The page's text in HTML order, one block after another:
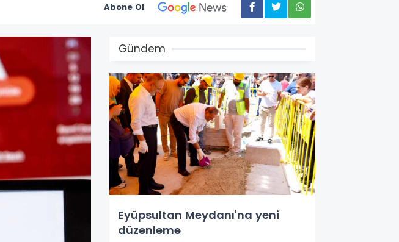
Abone Ol
Gündem
Eyüpsultan Meydanı'na yeni
düzenleme